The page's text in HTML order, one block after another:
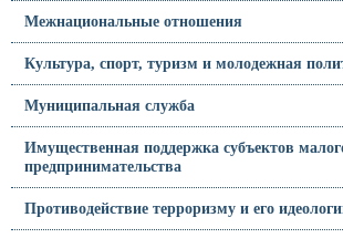
Межнациональные отношения
Культура, спорт, туризм и молодежная
Муниципальная служба
Имущественная поддержка субъектов
предпринимательства
Противодействие терроризму и его